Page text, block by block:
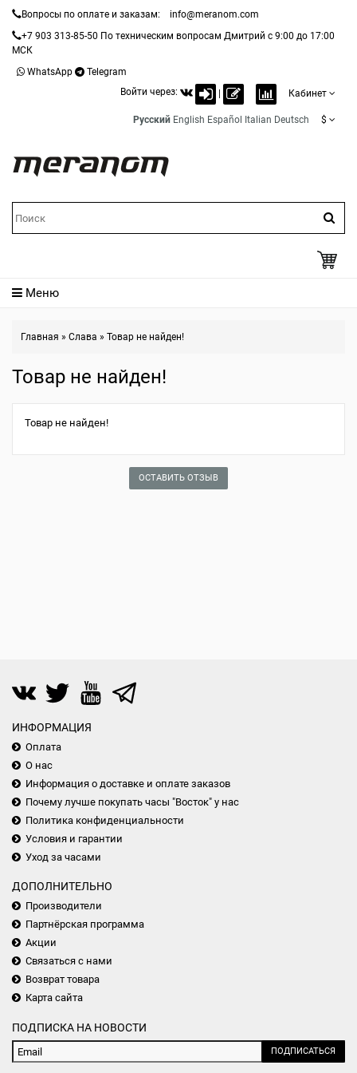
Вопросы по оплате и заказам:
info@meranom.com
+7 903 313-85-50 По техническим вопросам Дмитрий с 9:00 до 17:00
МСК
WhatsApp
Telegram
Войти через:
Кабинет
Русский English Español Italian Deutsch $
Меню
Главная » Слава » Товар не найден!
Товар не найден!
Товар не найден!
ОСТАВИТЬ ОТЗЫВ
ИНФОРМАЦИЯ
Оплата
О нас
Информация о доставке и оплате заказов
Почему лучше покупать часы "Восток" у нас
Политика конфиденциальности
Условия и гарантии
Уход за часами
ДОПОЛНИТЕЛЬНО
Производители
Партнёрская программа
Акции
Связаться с нами
Возврат товара
Карта сайта
ПОДПИСКА НА НОВОСТИ
ПОДПИСАТЬСЯ